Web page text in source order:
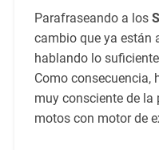
Parafraseando a los
cambio que ya están
hablando lo
Como consecuencia,
muy consciente de
motos con motor de